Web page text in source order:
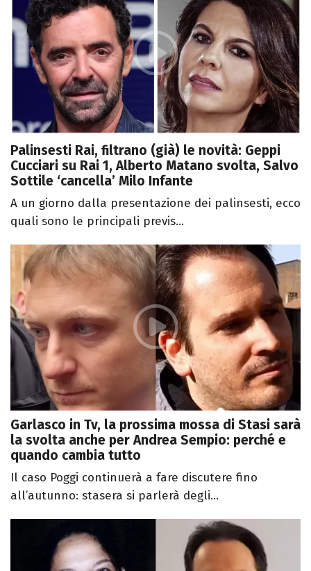
Palinsesti Rai, filtrano (già) le novità: Geppi
Cucciari su Rai 1, Alberto Matano svolta, Salvo
Sottile ‘cancella’ Milo Infante
A un giorno dalla presentazione dei palinsesti, ecco
quali sono le principali previs...
Garlasco in Tv, la prossima mossa di Stasi sarà
la svolta anche per Andrea Sempio: perché e
quando cambia tutto
Il caso Poggi continuerà a fare discutere fino
all’autunno: stasera si parlerà degli...